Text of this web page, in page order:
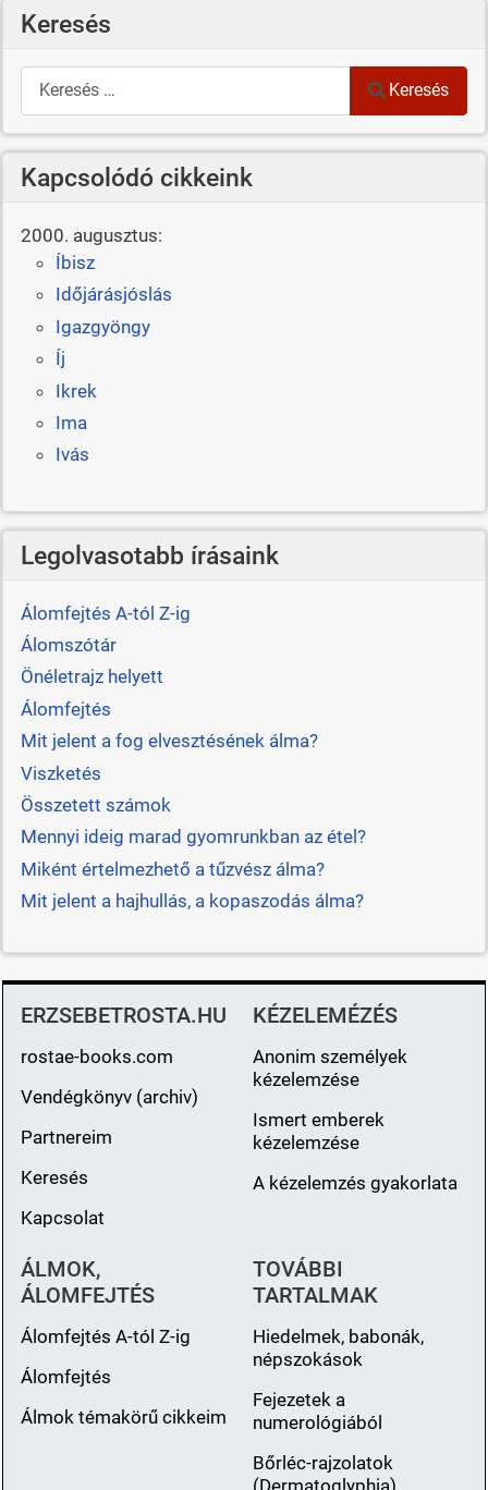
Keresés
Keresés
Keresés
Kapcsolódó cikkeink
2000. augusztus:
Íbisz
Időjárásjóslás
Igazgyöngy
Íj
Ikrek
Ima
Ivás
Legolvasotabb írásaink
Álomfejtés A-tól Z-ig
Álomszótár
Önéletrajz helyett
Álomfejtés
Mit jelent a fog elvesztésének álma?
Viszketés
Összetett számok
Mennyi ideig marad gyomrunkban az étel?
Miként értelmezhető a tűzvész álma?
Mit jelent a hajhullás, a kopaszodás álma?
ERZSEBETROSTA.HU
rostae-books.com
Vendégkönyv (archiv)
Partnereim
Keresés
Kapcsolat
KÉZELEMÉZÉS
Anonim személyek
kézelemzése
Ismert emberek
kézelemzése
A kézelemzés gyakorlata
ÁLMOK,
ÁLOMFEJTÉS
Álomfejtés A-tól Z-ig
Álomfejtés
Álmok témakörű cikkeim
TOVÁBBI
TARTALMAK
Hiedelmek, babonák,
népszokások
Fejezetek a
numerológiából
Bőrléc-rajzolatok